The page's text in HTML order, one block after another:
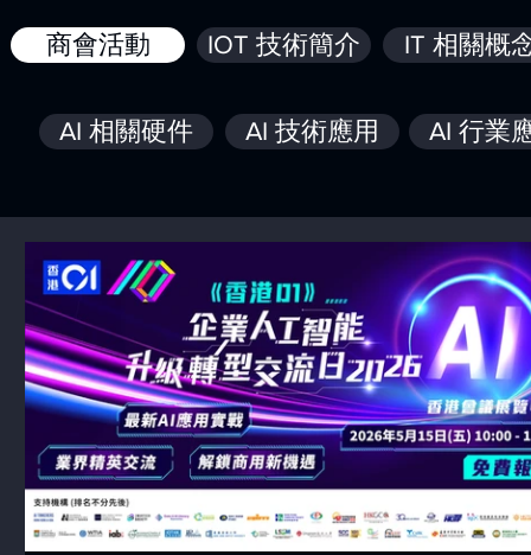
商會活動 IOT 技術簡介 IT 相關概
AI 相關硬件 AI 技術應用 AI 行業